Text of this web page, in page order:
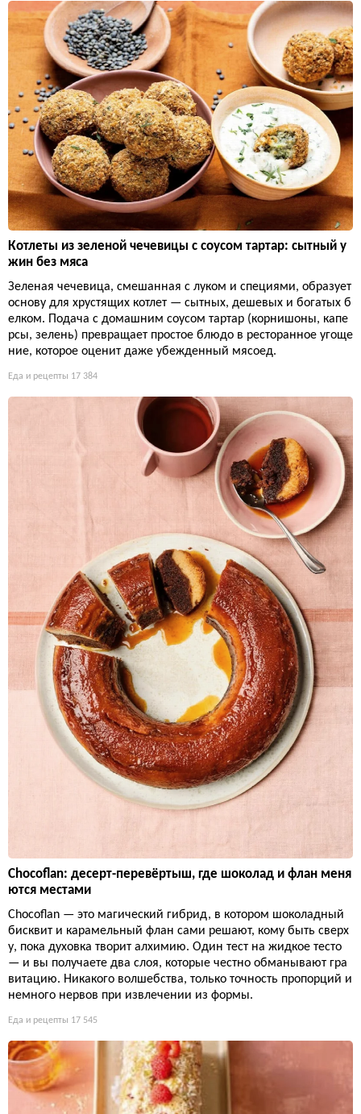
Котлеты из зеленой чечевицы с соусом тартар: сытный у
жин без мяса
Зеленая чечевица, смешанная с луком и специями, образует
основу для хрустящих котлет — сытных, дешевых и богатых б
елком. Подача с домашним соусом тартар (корнишоны, капе
рсы, зелень) превращает простое блюдо в ресторанное угоще
ние, которое оценит даже убежденный мясоед.
Еда и рецепты 17 384
Chocoflan: десерт-перевёртыш, где шоколад и флан меня
ются местами
Chocoflan — это магический гибрид, в котором шоколадный
бисквит и карамельный флан сами решают, кому быть сверх
у, пока духовка творит алхимию. Один тест на жидкое тесто
— и вы получаете два слоя, которые честно обманывают гра
витацию. Никакого волшебства, только точность пропорций и
немного нервов при извлечении из формы.
Еда и рецепты 17 545